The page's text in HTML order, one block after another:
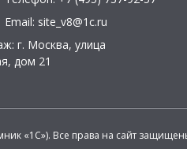
Email: site_v8@1c.ru
г. Москва, улица
дом 21
«1С»). Все права на сайт